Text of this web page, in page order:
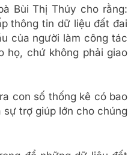
Bùi Thị Thúy cho rằng:
thông tin dữ liệu đất đai
của người làm công tác
họ, chứ không phải giao
con số thống kê có bao
trợ giúp lớn cho chúng